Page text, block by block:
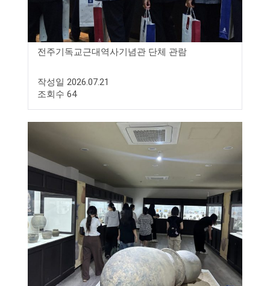
전주기독교근대역사기념관 단체 관람
작성일 2026.07.21
조회수 64